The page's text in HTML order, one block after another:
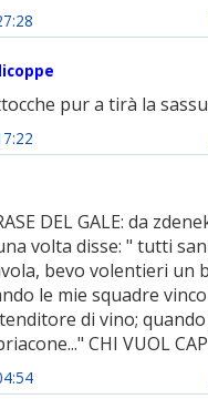
pur a tirà la
DEL GALE: da
volta disse: " tutti
bevo volentieri un
le mie squadre
di vino;
CHI VUOL